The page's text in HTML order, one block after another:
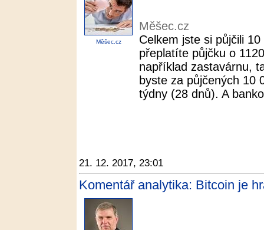
Měšec.cz
Měšec.cz
Celkem jste si půjčili
přeplatíte půjčku o
například zastavárnu,
byste za půjčených 10
týdny (28 dnů). A
21. 12. 2017, 23:01
Komentář analytika: Bitcoin je